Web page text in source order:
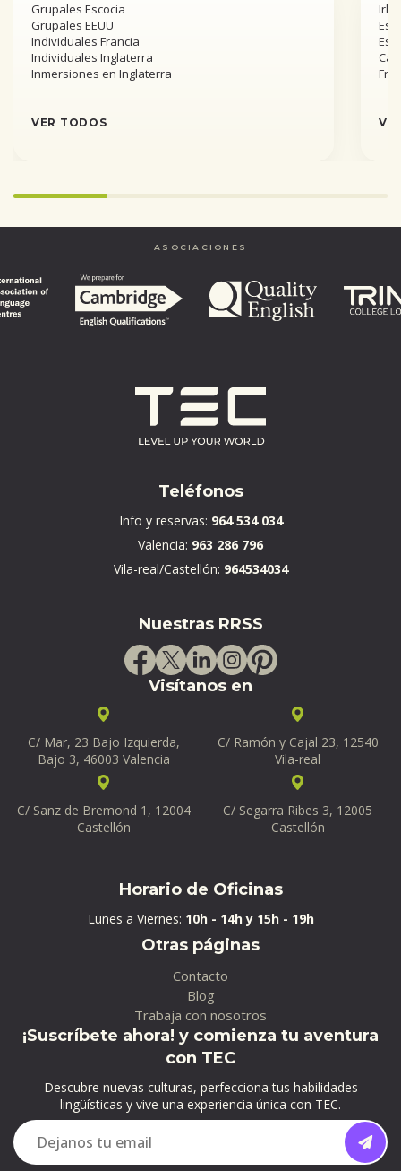
Grupales Escocia
Grupales EEUU
Individuales Francia
Individuales Inglaterra
Inmersiones en Inglaterra
VER TODOS
Infinity%
completed
ASOCIACIONES
Teléfonos
Info y reservas: 964 534 034
Valencia: 963 286 796
Vila-real/Castellón: 964534034
Nuestras RRSS
Visítanos en
C/ Mar, 23 Bajo Izquierda,
Bajo 3, 46003 Valencia
C/ Ramón y Cajal 23, 12540
Vila-real
C/ Sanz de Bremond 1, 12004
Castellón
C/ Segarra Ribes 3, 12005
Castellón
Horario de Oficinas
Lunes a Viernes: 10h - 14h y 15h - 19h
Otras páginas
Contacto
Blog
Trabaja con nosotros
¡Suscríbete ahora! y comienza tu aventura
con TEC
Descubre nuevas culturas, perfecciona tus habilidades
lingüísticas y vive una experiencia única con TEC.